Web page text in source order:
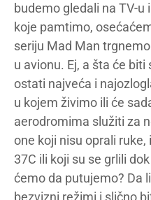
budemo gledali na TV-u
koje pamtimo,
seriju Mad Man
u avionu. Ej, a šta će
ostati najveća i
u kojem živimo ili će
aerodromima služiti za
one koji nisu oprali
37C ili koji su se grlili
ćemo da putujemo? Da